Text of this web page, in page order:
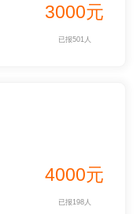
3000元
已报501人
4000元
已报198人